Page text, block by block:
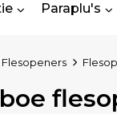
Paraplu's